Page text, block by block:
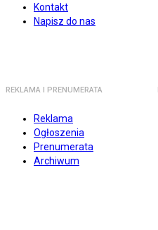
Kontakt
Napisz do nas
REKLAMA I PRENUMERATA
Reklama
Ogłoszenia
Prenumerata
Archiwum